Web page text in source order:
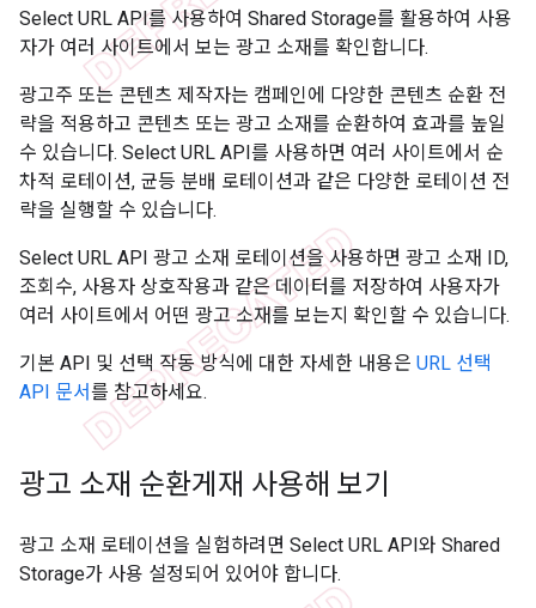
Select URL API를 사용하여 Shared Storage를 활용하여 사용
자가 여러 사이트에서 보는 광고 소재를 확인합니다.
광고주 또는 콘텐츠 제작자는 캠페인에 다양한 콘텐츠 순환 전
략을 적용하고 콘텐츠 또는 광고 소재를 순환하여 효과를 높일
수 있습니다. Select URL API를 사용하면 여러 사이트에서 순
차적 로테이션, 균등 분배 로테이션과 같은 다양한 로테이션 전
략을 실행할 수 있습니다.
Select URL API 광고 소재 로테이션을 사용하면 광고 소재 ID,
조회수, 사용자 상호작용과 같은 데이터를 저장하여 사용자가
여러 사이트에서 어떤 광고 소재를 보는지 확인할 수 있습니다.
기본 API 및 선택 작동 방식에 대한 자세한 내용은 URL 선택
API 문서를 참고하세요.
광고 소재 순환게재 사용해 보기
광고 소재 로테이션을 실험하려면 Select URL API와 Shared
Storage가 사용 설정되어 있어야 합니다.